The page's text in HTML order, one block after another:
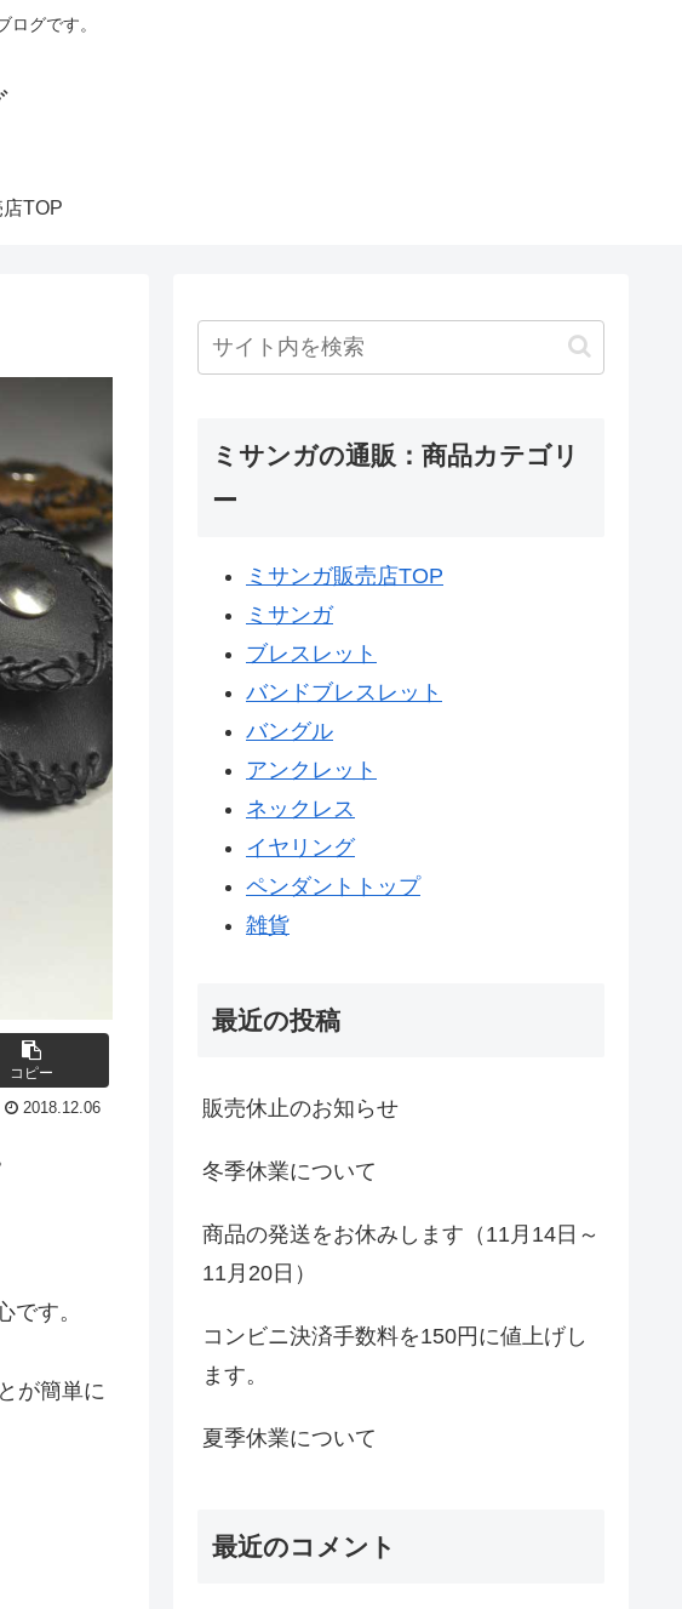
ログです。
店TOP
コピー
2018.12.06
す。
が簡単に
ミサンガの通販：商品カテゴリ
ー
ミサンガ販売店TOP
ミサンガ
ブレスレット
バンドブレスレット
バングル
アンクレット
ネックレス
イヤリング
ペンダントトップ
雑貨
最近の投稿
販売休止のお知らせ
冬季休業について
商品の発送をお休みします（11月14日～
11月20日）
コンビニ決済手数料を150円に値上げし
ます。
夏季休業について
最近のコメント